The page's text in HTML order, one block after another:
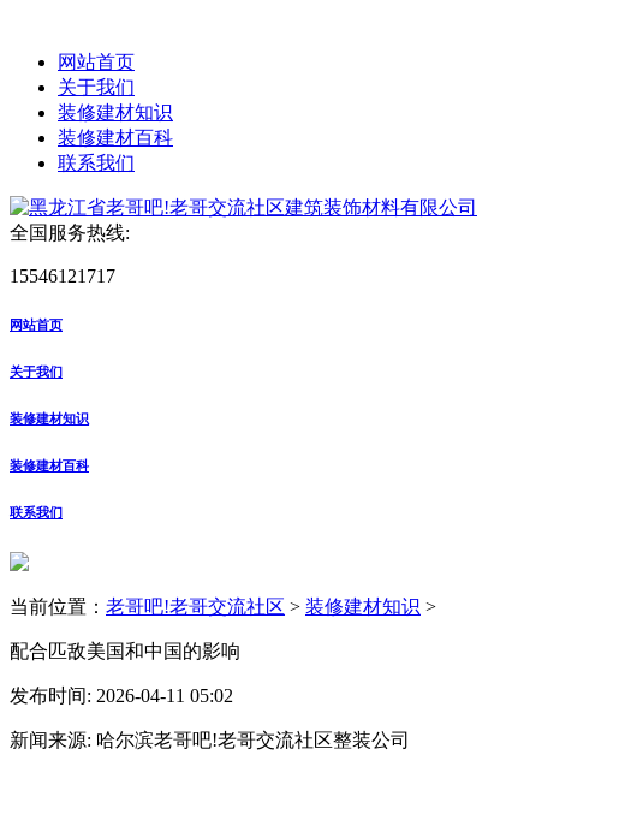
网站首页
关于我们
装修建材知识
装修建材百科
联系我们
全国服务热线:
15546121717
网站首页
关于我们
装修建材知识
装修建材百科
联系我们
当前位置： 老哥吧!老哥交流社区 > 装修建材知识 >
配合匹敌美国和中国的影响
发布时间: 2026-04-11 05:02
新闻来源: 哈尔滨老哥吧!老哥交流社区整装公司